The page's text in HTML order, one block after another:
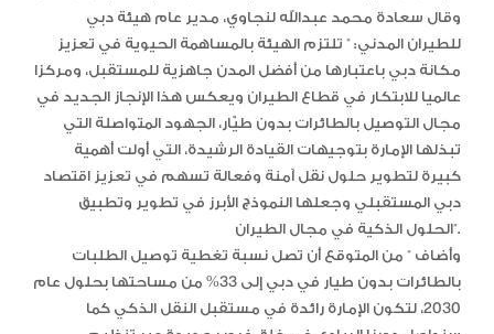
وقال سعادة محمد عبدالله لنجاوي، مدير عام هيئة دبي
للطيران المدني: ” تلتزم الهيئة بالمساهمة الحيوية في تعزيز
مكانة دبي باعتبارها من أفضل المدن جاهزية للمستقبل، ومركزا
عالميا للابتكار في قطاع الطيران ويعكس هذا الإنجاز الجديد في
مجال التوصيل بالطائرات بدون طيّار، الجهود المتواصلة التي
تبذلها الإمارة بتوجيهات القيادة الرشيدة، التي أولت أهمية
كبيرة لتطوير حلول نقل آمنة وفعالة تسهم في تعزيز اقتصاد
دبي المستقبلي وجعلها النموذج الأبرز في تطوير وتطبيق
الحلول الذكية في مجال الطيران”.
وأضاف ” من المتوقع أن تصل نسبة تغطية توصيل الطلبات
بالطائرات بدون طيار في دبي إلى 33% من مساحتها بحلول عام
2030، لتكون الإمارة رائدة في مستقبل النقل الذكي كما